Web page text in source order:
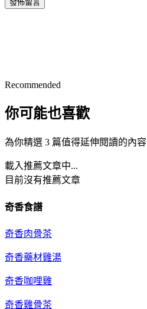
發佈留言
Recommended
你可能也喜歡
為你精選 3 篇值得延伸閱讀的內容
載入推薦文章中...
目前沒有推薦文章
奇香食譜
奇香肉骨茶
奇香藥材雞湯
奇香咖哩雞
奇香雞骨茶